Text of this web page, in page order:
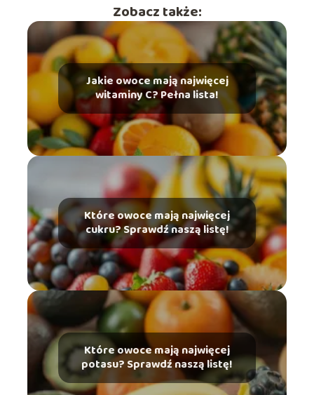
Zobacz także:
Jakie owoce mają najwięcej
witaminy C? Pełna lista!
Które owoce mają najwięcej
cukru? Sprawdź naszą listę!
Które owoce mają najwięcej
potasu? Sprawdź naszą listę!